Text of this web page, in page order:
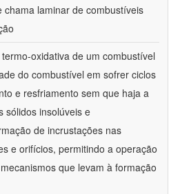
chama laminar de combustíveis
oxidativa de um combustível
do combustível em sofrer ciclos
e resfriamento sem que haja a
sólidos insolúveis e
de incrustações nas
e orifícios, permitindo a operação
que levam à formação